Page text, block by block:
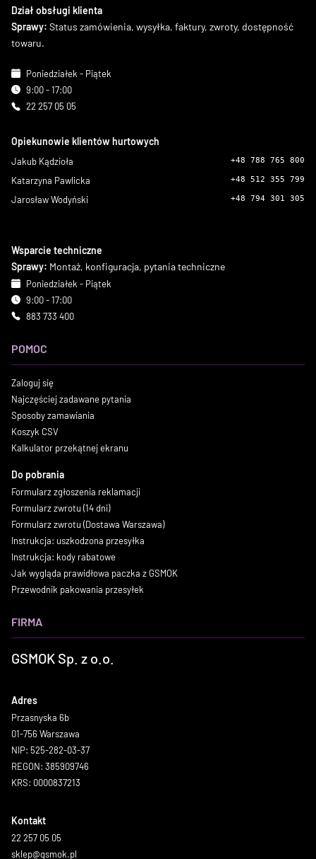
Dział obsługi klienta
Sprawy: Status zamówienia, wysyłka, faktury, zwroty, dostępność
towaru.
Poniedziałek - Piątek
9:00 - 17:00
22 257 05 05
Opiekunowie klientów hurtowych
Jakub Kądzioła +48 788 765 800
Katarzyna Pawlicka +48 512 355 799
Jarosław Wodyński +48 794 301 305
Wsparcie techniczne
Sprawy: Montaż, konfiguracja, pytania techniczne
Poniedziałek - Piątek
9:00 - 17:00
883 733 400
POMOC
Zaloguj się
Najczęściej zadawane pytania
Sposoby zamawiania
Koszyk CSV
Kalkulator przekątnej ekranu
Do pobrania
Formularz zgłoszenia reklamacji
Formularz zwrotu (14 dni)
Formularz zwrotu (Dostawa Warszawa)
Instrukcja: uszkodzona przesyłka
Instrukcja: kody rabatowe
Jak wygląda prawidłowa paczka z GSMOK
Przewodnik pakowania przesyłek
FIRMA
GSMOK Sp. z o.o.
Adres
Przasnyska 6b
01-756 Warszawa
NIP: 525-282-03-37
REGON: 385909746
KRS: 0000837213
Kontakt
22 257 05 05
sklep@gsmok.pl